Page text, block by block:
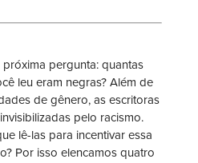
pergunta: quantas
leu eram negras? Além de
de gênero, as escritoras
pelo racismo.
lê-las para incentivar essa
Por isso elencamos quatro